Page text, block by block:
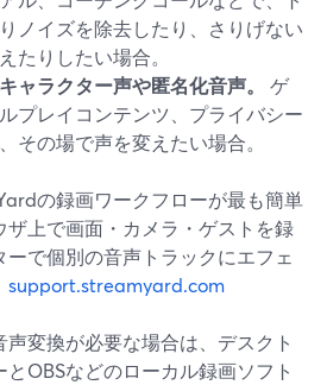
ノイズを除去したり、さりげない
たりしたい場合。
ャラクター声や匿名化音声。
ゲ
プレイコンテンツ、プライバシー
その場で声を変えたい場合。
の録画ワークフローが最も簡単
ザ上で画面・カメラ・ゲストを録
で個別の音声トラックにエフェ
support.streamyard.com
変換が必要な場合は、デスクト
OBSなどのローカル録画ソフト